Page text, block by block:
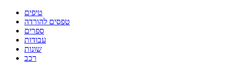
טיפים
טפסים להורדה
ספרים
עבודות
שונות
רכב